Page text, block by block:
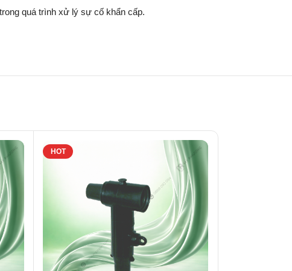
quá trình xử lý sự cố khẩn cấp.
HOT